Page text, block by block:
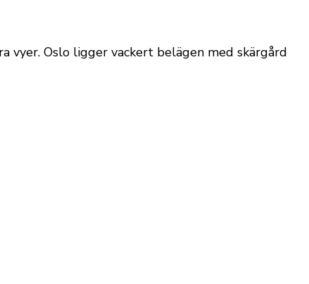
vyer. Oslo ligger vackert belägen med skärgård